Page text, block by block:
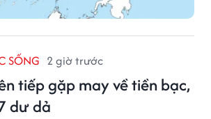
SỐNG 2 giờ trước
tiếp gặp may về tiền bạc,
dư dả